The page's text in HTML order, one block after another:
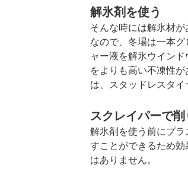
解氷剤を使う
そんな時には解氷材
なので、冬場は一本
ャー液を解氷ウイン
をよりも高い不凍性
は、スタッドレスタイ
スクレイパーで
解氷剤を使う前にプ
すことができるため
はありません。